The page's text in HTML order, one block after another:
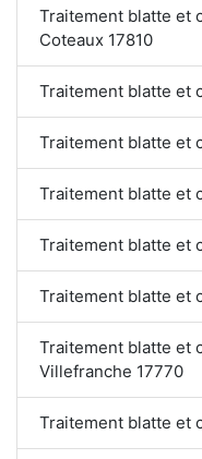
Traitement blatte et
Coteaux 17810
Traitement blatte et
Traitement blatte et
Traitement blatte et
Traitement blatte et
Traitement blatte et
Traitement blatte et
Villefranche 17770
Traitement blatte et